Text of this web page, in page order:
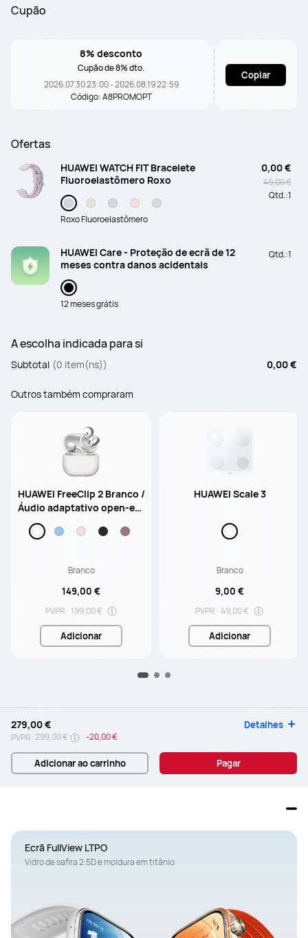
Cupão
8% desconto
Cupão de 8% dto.
2026.07.30 23:00 - 2026.08.19 22:59
Código: A8PROMOPT
Copiar
Ofertas
HUAWEI WATCH FIT Bracelete
Fluoroelastômero Roxo
Roxo Fluoroelastômero
0,00 €
49,00 €
Qtd.:1
HUAWEI Care - Proteção de ecrã de 12
meses contra danos acidentais
12 meses grátis
Qtd.:1
A escolha indicada para si
Subtotal (0 item(ns)) 0,00 €
Outros também compraram
HUAWEI FreeClip 2 Branco /
Áudio adaptativo open-ear
/ Até 9 horas de autonomia
/ Resistência à Água IP57
Branco
149,00 €
PVPR: 199,00 €
Adicionar
HUAWEI Scale 3
Branco
9,00 €
PVPR: 49,00 €
Adicionar
279,00 € Detalhes
PVPR: 299,00 € -20,00 €
Adicionar ao carrinho Pagar
Ecrã FullView LTPO
Vidro de safira 2.5D e moldura em titânio